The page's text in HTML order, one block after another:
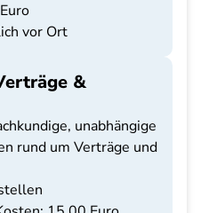
vor Ort
&
unabhängige
rund um Verträge und